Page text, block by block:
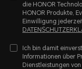
die HONOR
HONOR Produkte,
Einwilligung
Ich bin damit
Informationen über
Dienstleistungen